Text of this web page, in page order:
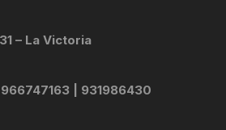
– La Victoria
966747163 | 931986430